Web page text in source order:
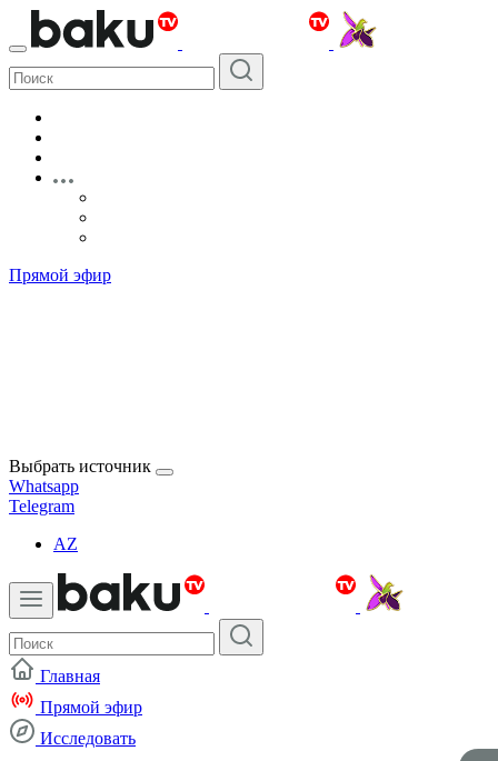
Прямой эфир
Выбрать источник
Whatsapp
Telegram
AZ
Главная
Прямой эфир
Исследовать